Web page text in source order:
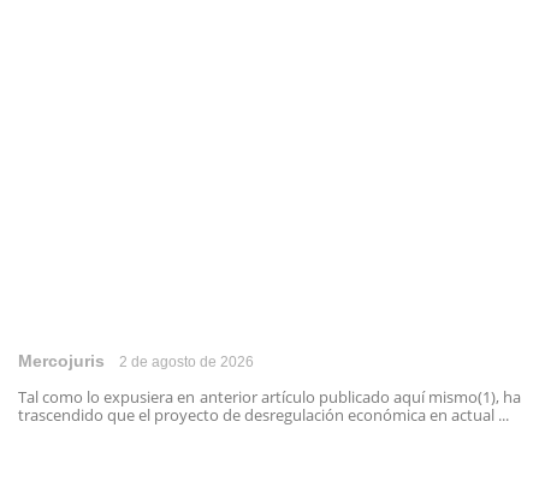
Mercojuris 2 de agosto de 2026
Tal como lo expusiera en anterior artículo publicado aquí mismo(1), ha
trascendido que el proyecto de desregulación económica en actual ...